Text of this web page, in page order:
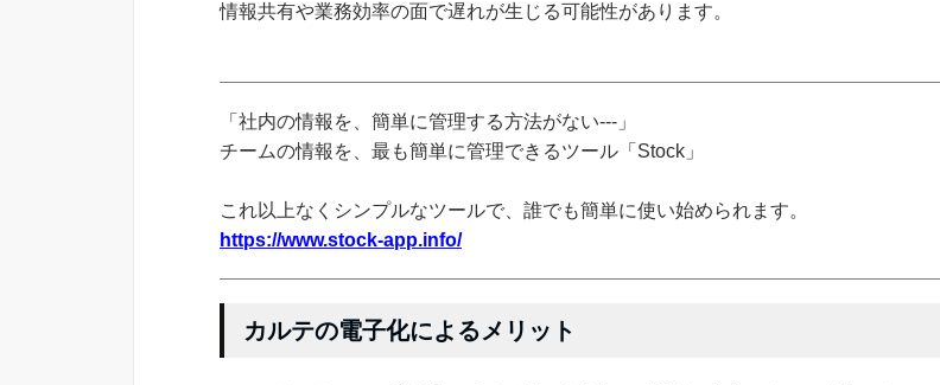
情報共有や業務効率の面で遅れが生じる可能性があります。
「社内の情報を、簡単に管理する方法がない---」
チームの情報を、最も簡単に管理できるツール「Stock」
これ以上なくシンプルなツールで、誰でも簡単に使い始められます。
https://www.stock-app.info/
カルテの電子化によるメリット